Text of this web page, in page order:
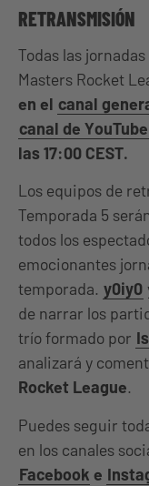
RETRANSMISIÓN
Todas las jornadas
Masters Rocket
en el canal
canal de
las 17:00 CEST.
Los equipos de
Temporada 5
todos los
emocionantes
temporada. y0iy0
de narrar los
trío formado por
analizará y
Rocket League.
Puedes seguir
en los canales
Facebook e